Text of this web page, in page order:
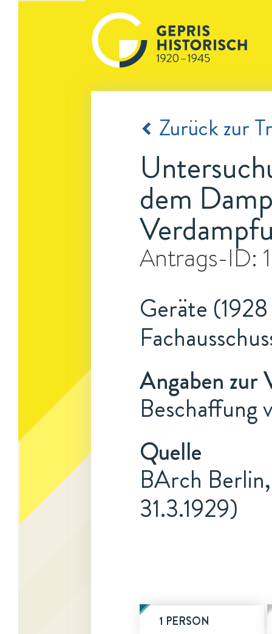
Zurück zur
dem
Antrags-ID:
Geräte
Angaben zur
Beschaffung
Quelle
BArch
31.3.1929)
1 PERSON